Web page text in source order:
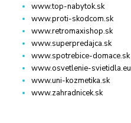
www.top-nabytok.sk
www.proti-skodcom.sk
www.retromaxishop.sk
www.superpredajca.sk
www.spotrebice-domace.sk
www.osvetlenie-svietidla.eu
www.uni-kozmetika.sk
www.zahradnicek.sk